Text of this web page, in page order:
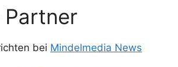
Partner
bei Mindelmedia News